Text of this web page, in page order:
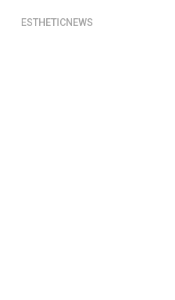
ESTHETICNEWS